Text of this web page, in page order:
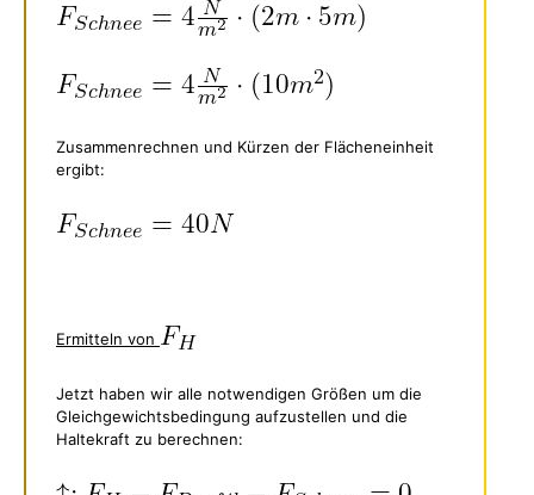
Zusammenrechnen und Kürzen der Flächeneinheit
ergibt:
Ermitteln von
Jetzt haben wir alle notwendigen Größen um die
Gleichgewichtsbedingung aufzustellen und die
Haltekraft zu berechnen: